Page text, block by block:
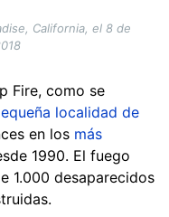
California, el 8 de
Fire, como se
localidad de
en los más
1990. El fuego
1.000 desaparecidos